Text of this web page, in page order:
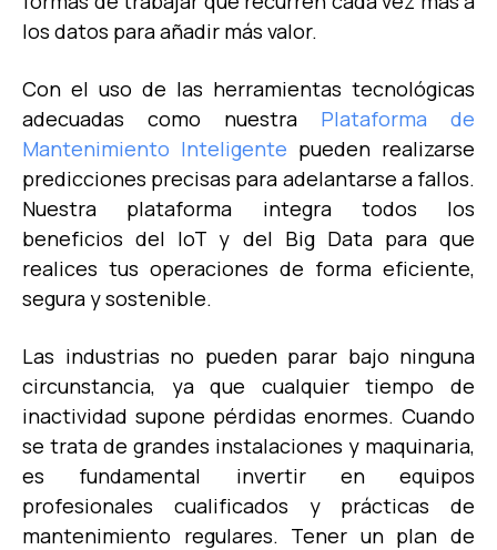
los datos para añadir más valor.
Con el uso de las herramientas tecnológicas
adecuadas como nuestra Plataforma de
Mantenimiento Inteligente pueden realizarse
predicciones precisas para adelantarse a fallos.
Nuestra plataforma integra todos los
beneficios del IoT y del Big Data para que
realices tus operaciones de forma eficiente,
segura y sostenible.
Las industrias no pueden parar bajo ninguna
circunstancia, ya que cualquier tiempo de
inactividad supone pérdidas enormes. Cuando
se trata de grandes instalaciones y maquinaria,
es fundamental invertir en equipos
profesionales cualificados y prácticas de
mantenimiento regulares. Tener un plan de